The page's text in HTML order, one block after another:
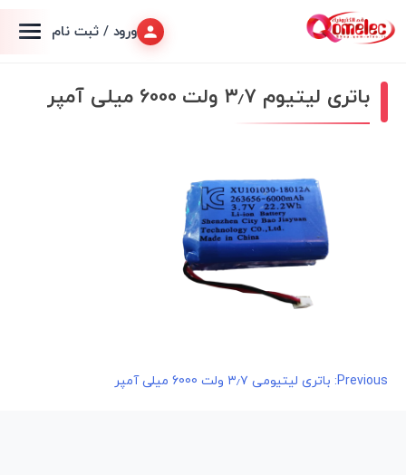
ورود / ثبت نام
باتری لیتیوم ۳٫۷ ولت 6000 میلی آمپر
راهبری
Previous: باتری لیتیومی ۳٫۷ ولت 6000 میلی آمپر